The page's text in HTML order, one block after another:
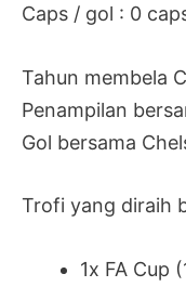
Caps / gol : 0
Tahun membela
Penampilan
Gol bersama
Trofi yang diraih
1x FA Cup